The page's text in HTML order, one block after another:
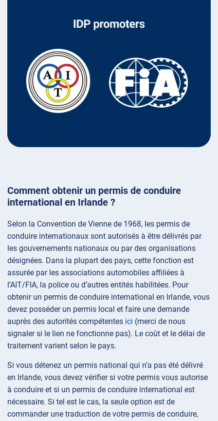
Comment obtenir un permis de conduire
international en Irlande ?
Selon la Convention de Vienne de 1968, les permis de
conduire internationaux sont autorisés à être délivrés par
les gouvernements nationaux ou par des organisations
désignées. Dans la plupart des pays, cette fonction est
assurée par les associations automobiles affiliées à
l’AIT/FIA, la police ou d’autres entités habilitées. Pour
obtenir un permis de conduire international en Irlande, vous
devez posséder un permis local et faire une demande
auprès des autorités compétentes ici (merci de nous
signaler si le lien ne fonctionne pas). Le coût et le délai de
traitement varient selon le pays.
Si vous détenez un permis national qui n’a pas été délivré
en Irlande, vous devez vérifier si votre permis vous autorise
à conduire et si un permis de conduire international est
nécessaire. Si tel est le cas, la seule option est de
commander une traduction de votre permis de conduire,